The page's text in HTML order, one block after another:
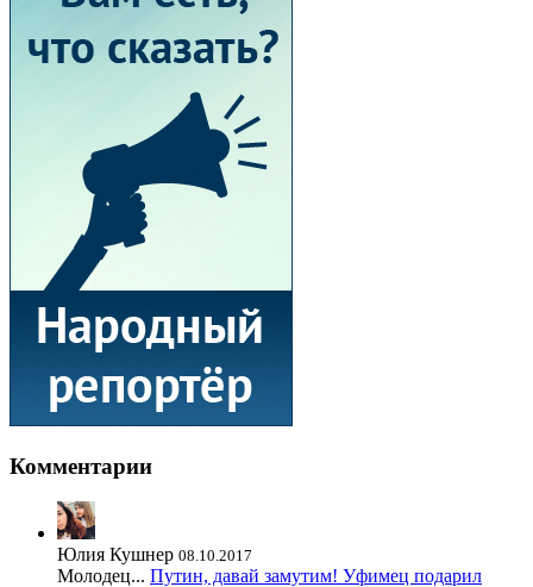
Комментарии
Юлия Кушнер 08.10.2017
Молодец... Путин, давай замутим! Уфимец подарил